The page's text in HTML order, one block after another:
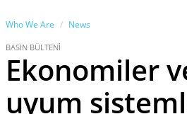
Who We Are News
BASIN BÜLTENİ
Ekonomiler
uyum